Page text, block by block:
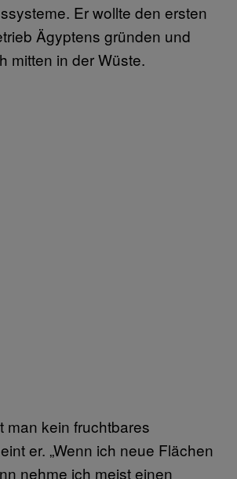
Er wollte den ersten
Ägyptens gründen und
mitten in der Wüste.
man kein fruchtbares
er. „Wenn ich neue Flächen
nehme ich meist einen